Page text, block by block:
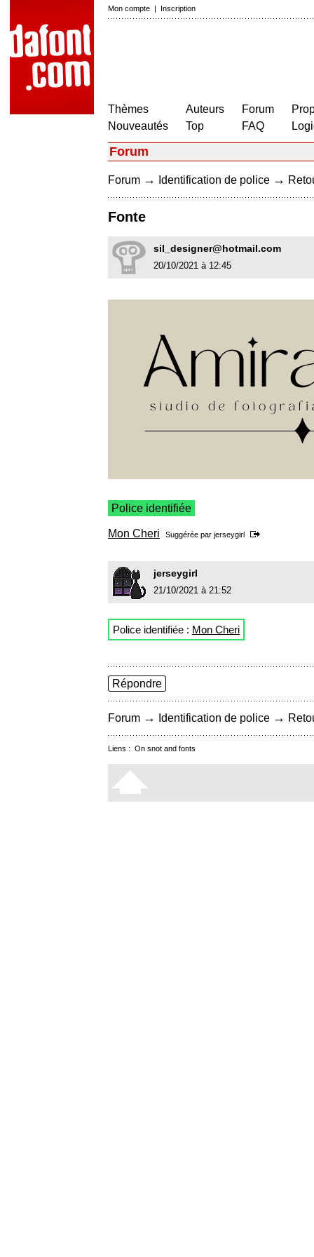
Mon compte | Inscription
Thèmes
Nouveautés
Auteurs
Top
Forum
FAQ
Forum
Forum → Identification de police →
Fonte
sil_designer@hotmail.com
20/10/2021 à 12:45
Police identifiée
Mon Cheri Suggérée par jerseygirl
jerseygirl
21/10/2021 à 21:52
Police identifiée : Mon Cheri
Répondre
Forum → Identification de police →
Liens : On snot and fonts